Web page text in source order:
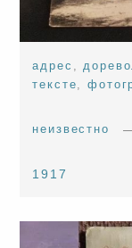
адрес ,
тексте,
неизвестно
1917